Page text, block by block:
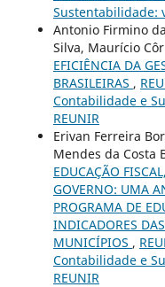
Sustentabilidade:
Antonio Firmino
Silva, Maurício
EFICIÊNCIA DA
BRASILEIRAS ,
Contabilidade e
REUNIR
Erivan Ferreira
Mendes da Costa
EDUCAÇÃO
GOVERNO: UMA
PROGRAMA DE
INDICADORES
MUNICÍPIOS ,
Contabilidade e
REUNIR